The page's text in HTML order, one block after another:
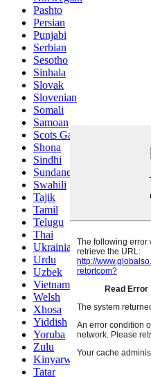
Pashto
Persian
Punjabi
Serbian
Sesotho
Sinhala
Slovak
Slovenian
Somali
Samoan
Scots Gaelic
Shona
Sindhi
Sundanese
Swahili
Tajik
Tamil
Telugu
Thai
Ukrainian
Urdu
Uzbek
Vietnamese
Welsh
Xhosa
Yiddish
Yoruba
Zulu
Kinyarwanda
Tatar